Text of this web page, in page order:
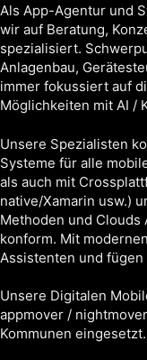
Als App-Agentur und
wir auf Beratung,
spezialisiert.
Anlagenbau,
immer fokussiert auf
Möglichkeiten mit AI /
Unsere Spezialisten
Systeme für alle
als auch mit
native/Xamarin usw.)
Methoden und Clouds
konform. Mit
Assistenten und fügen
Unsere Digitalen
appmover /
Kommunen eingesetzt.